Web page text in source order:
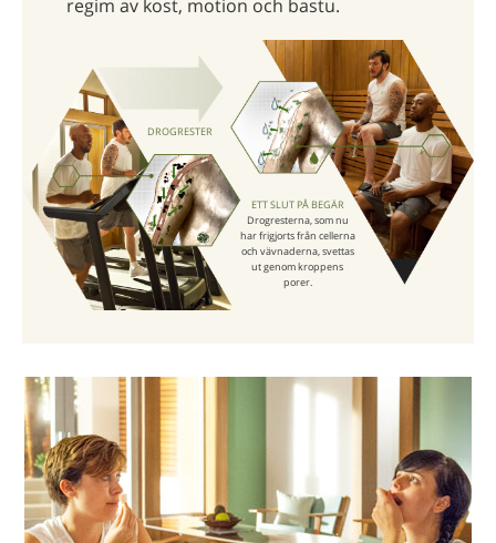
regim av kost, motion och bastu.
DROGRESTER
ETT SLUT PÅ BEGÄR
Drogresterna, som nu
har frigjorts från cellerna
och vävnaderna, svettas
ut genom kroppens
porer.